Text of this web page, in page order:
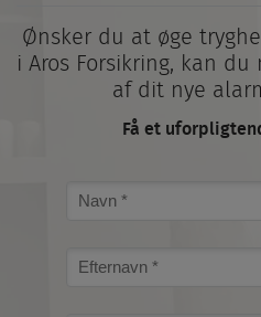
Ønsker du at øge
i Aros Forsikring, kan
af dit nye
Få et
Name
Surname